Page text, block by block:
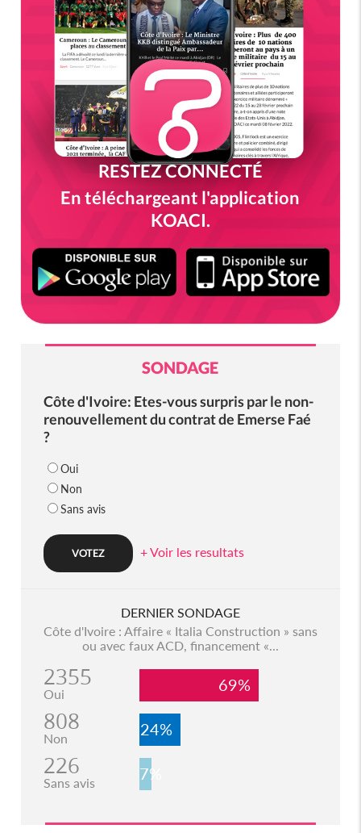
RESTEZ CONNECTÉ
En téléchargeant l'application
KOACI.
SONDAGE
Côte d'Ivoire: Etes-vous surpris par le non-
renouvellement du contrat de Emerse Faé
?
Oui
Non
Sans avis
+ Voir les resultats
DERNIER SONDAGE
Côte d'Ivoire : Affaire « Italia Construction » sans
ou avec faux ACD, financement «...
2355
Oui 69%
808
Non 24%
226
Sans avis 7%